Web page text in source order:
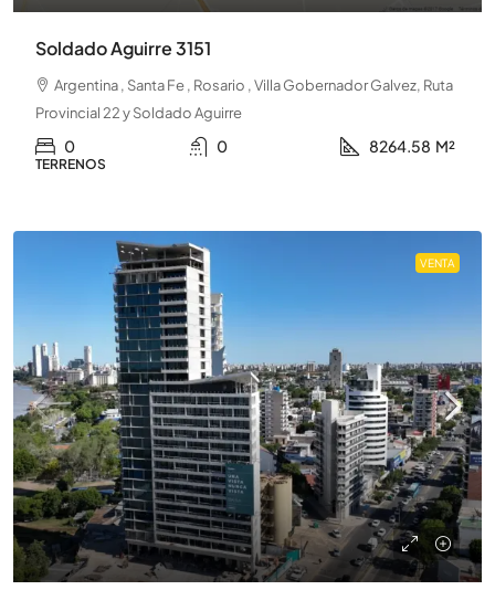
Soldado Aguirre 3151
Argentina , Santa Fe , Rosario , Villa Gobernador Galvez, Ruta
Provincial 22 y Soldado Aguirre
0 0 8264.58 M²
TERRENOS
VENTA